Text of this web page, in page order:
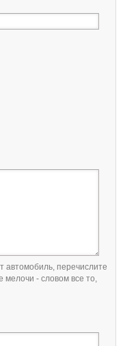
перечислите
мелочи - словом все то,